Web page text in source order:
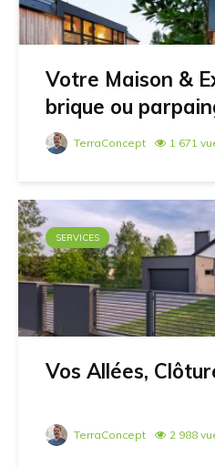
Votre Maison &
brique ou
TerraConcept 1 671
SERVICES
Vos Allées,
TerraConcept 2 988